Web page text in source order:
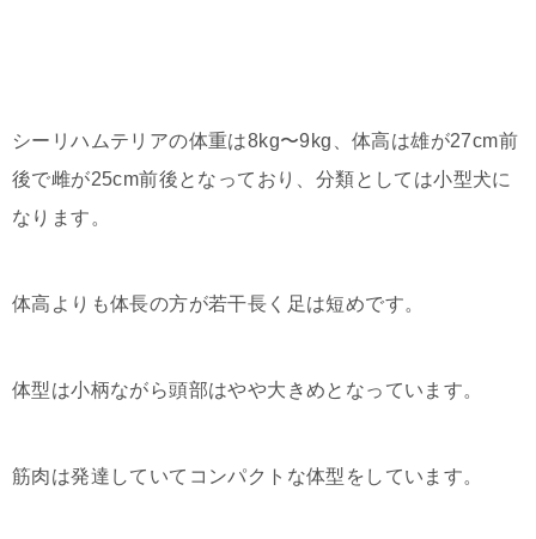
シーリハムテリアの体重は8kg〜9kg、体高は雄が27cm前
後で雌が25cm前後となっており、分類としては小型犬に
なります。
体高よりも体長の方が若干長く足は短めです。
体型は小柄ながら頭部はやや大きめとなっています。
筋肉は発達していてコンパクトな体型をしています。